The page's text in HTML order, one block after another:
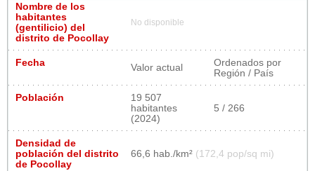
Nombre de los
habitantes
(gentilicio) del
distrito de Pocollay
No disponible
Fecha Valor actual
Ordenados por
Región / País
Población
19 507
habitantes
(2024)
5 / 266
Densidad de
población del distrito
de Pocollay
66,6 hab./km² (172,4 pop/sq mi)